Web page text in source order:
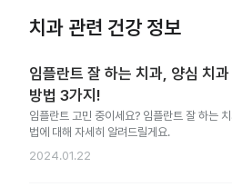
치과 관련 건강 정보
임플란트 잘 하는 치과, 양심 치과
방법 3가지!
임플란트 고민 중이세요? 임플란트 잘 하는
법에 대해 자세히 알려드릴게요.
2024.01.22